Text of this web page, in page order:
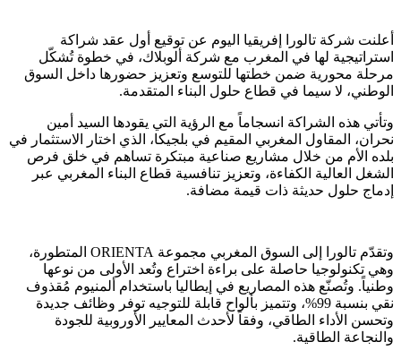
أعلنت شركة تالورا إفريقيا اليوم عن توقيع أول عقد شراكة
استراتيجية لها في المغرب مع شركة ألوبلاك، في خطوة تُشكّل
مرحلة محورية ضمن خطتها للتوسع وتعزيز حضورها داخل السوق
الوطني، لا سيما في قطاع حلول البناء المتقدمة.
وتأتي هذه الشراكة انسجاماً مع الرؤية التي يقودها السيد أمين
نحران، المقاول المغربي المقيم في بلجيكا، الذي اختار الاستثمار في
بلده الأم من خلال مشاريع صناعية مبتكرة تساهم في خلق فرص
الشغل العالية الكفاءة، وتعزيز تنافسية قطاع البناء المغربي عبر
إدماج حلول حديثة ذات قيمة مضافة.
وتقدّم تالورا إلى السوق المغربي مجموعة ORIENTA المتطورة،
وهي تكنولوجيا حاصلة على براءة اختراع وتُعد الأولى من نوعها
وطنياً. وتُصنّع هذه المصاريع في إيطاليا باستخدام ألمنيوم مُقذوف
نقي بنسبة 99%، وتتميز بألواح قابلة للتوجيه توفر وظائف جديدة
وتحسن الأداء الطاقي، وفقاً لأحدث المعايير الأوروبية للجودة
والنجاعة الطاقية.